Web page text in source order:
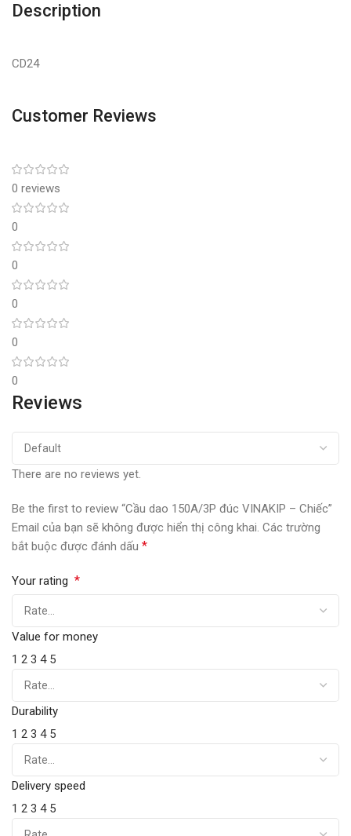
Description
CD24
Customer Reviews
0 reviews
0
0
0
0
0
Reviews
There are no reviews yet.
Be the first to review “Cầu dao 150A/3P đúc VINAKIP – Chiếc”
Email của bạn sẽ không được hiển thị công khai. Các trường
bắt buộc được đánh dấu *
Your rating *
Value for money
1 2 3 4 5
Durability
1 2 3 4 5
Delivery speed
1 2 3 4 5